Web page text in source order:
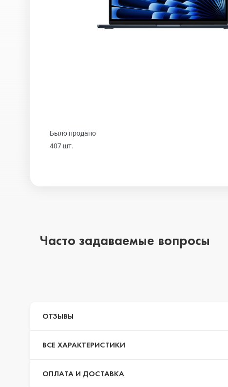
iPhone 16 Plus
iPhone 15 Pro
Было продано
407 шт.
Часто задаваемые вопросы
ОТЗЫВЫ
ВСЕ ХАРАКТЕРИСТИКИ
ОПЛАТА И ДОСТАВКА